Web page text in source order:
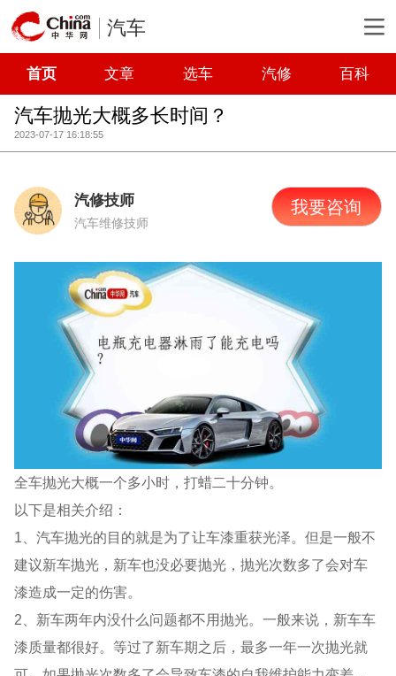
汽车
首页 文章 选车 汽修 百科
汽车抛光大概多长时间？
2023-07-17 16:18:55
汽修技师
汽车维修技师
我要咨询
全车抛光大概一个多小时，打蜡二十分钟。
以下是相关介绍：
1、汽车抛光的目的就是为了让车漆重获光泽。但是一般不
建议新车抛光，新车也没必要抛光，抛光次数多了会对车
漆造成一定的伤害。
2、新车两年内没什么问题都不用抛光。一般来说，新车车
漆质量都很好。等过了新车期之后，最多一年一次抛光就